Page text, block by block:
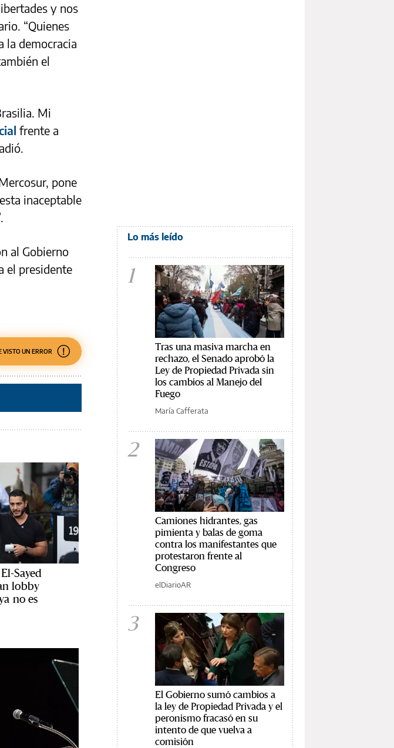
y nos
“Quienes
la democracia
el
Mi
frente a
pone
inaceptable
al Gobierno
el presidente
VISTO UN ERROR
Sayed
lobby
no es
Lo más leído
1
Tras una masiva marcha en
rechazo, el Senado aprobó la
Ley de Propiedad Privada sin
los cambios al Manejo del
Fuego
María Cafferata
2
Camiones hidrantes, gas
pimienta y balas de goma
contra los manifestantes que
protestaron frente al
Congreso
elDiarioAR
3
El Gobierno sumó cambios a
la ley de Propiedad Privada y el
peronismo fracasó en su
intento de que vuelva a
comisión